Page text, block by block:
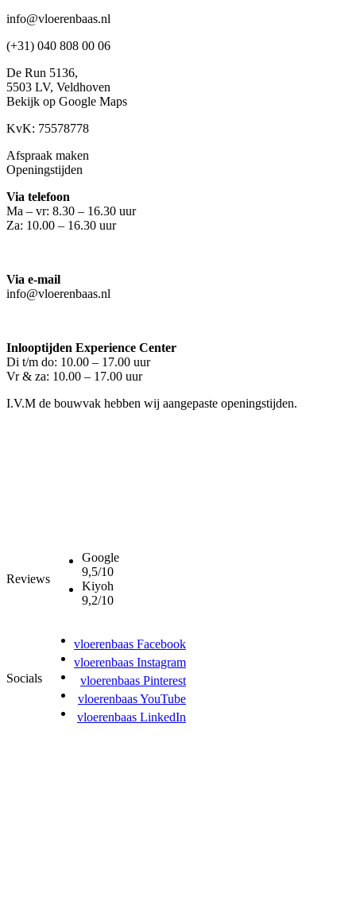
info@vloerenbaas.nl
(+31) 040 808 00 06
De Run 5136,
5503 LV, Veldhoven
Bekijk op Google Maps
KvK: 75578778
Afspraak maken
Openingstijden
Via telefoon
Ma – vr: 8.30 – 16.30 uur
Za: 10.00 – 16.30 uur
Via e-mail
info@vloerenbaas.nl
Inlooptijden Experience Center
Di t/m do: 10.00 – 17.00 uur
Vr & za: 10.00 – 17.00 uur
I.V.M de bouwvak hebben wij aangepaste openingstijden.
Reviews
Google
9,5/10
Kiyoh
9,2/10
Socials
vloerenbaas Facebook
vloerenbaas Instagram
vloerenbaas Pinterest
vloerenbaas YouTube
vloerenbaas LinkedIn